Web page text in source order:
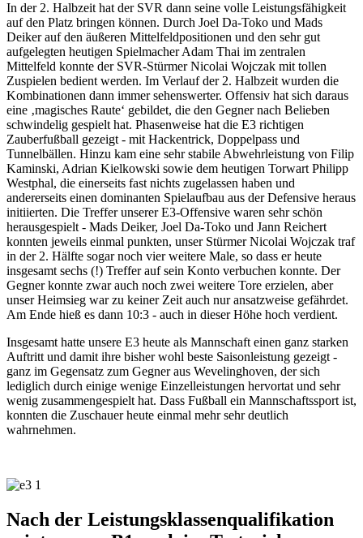
In der 2. Halbzeit hat der SVR dann seine volle Leistungsfähigkeit
auf den Platz bringen können. Durch Joel Da-Toko und Mads
Deiker auf den äußeren Mittelfeldpositionen und den sehr gut
aufgelegten heutigen Spielmacher Adam Thai im zentralen
Mittelfeld konnte der SVR-Stürmer Nicolai Wojczak mit tollen
Zuspielen bedient werden. Im Verlauf der 2. Halbzeit wurden die
Kombinationen dann immer sehenswerter. Offensiv hat sich daraus
eine ‚magisches Raute‘ gebildet, die den Gegner nach Belieben
schwindelig gespielt hat. Phasenweise hat die E3 richtigen
Zauberfußball gezeigt - mit Hackentrick, Doppelpass und
Tunnelbällen. Hinzu kam eine sehr stabile Abwehrleistung von Filip
Kaminski, Adrian Kielkowski sowie dem heutigen Torwart Philipp
Westphal, die einerseits fast nichts zugelassen haben und
andererseits einen dominanten Spielaufbau aus der Defensive heraus
initiierten. Die Treffer unserer E3-Offensive waren sehr schön
herausgespielt - Mads Deiker, Joel Da-Toko und Jann Reichert
konnten jeweils einmal punkten, unser Stürmer Nicolai Wojczak traf
in der 2. Hälfte sogar noch vier weitere Male, so dass er heute
insgesamt sechs (!) Treffer auf sein Konto verbuchen konnte. Der
Gegner konnte zwar auch noch zwei weitere Tore erzielen, aber
unser Heimsieg war zu keiner Zeit auch nur ansatzweise gefährdet.
Am Ende hieß es dann 10:3 - auch in dieser Höhe hoch verdient.
Insgesamt hatte unsere E3 heute als Mannschaft einen ganz starken
Auftritt und damit ihre bisher wohl beste Saisonleistung gezeigt -
ganz im Gegensatz zum Gegner aus Wevelinghoven, der sich
lediglich durch einige wenige Einzelleistungen hervortat und sehr
wenig zusammengespielt hat. Dass Fußball ein Mannschaftssport ist,
konnten die Zuschauer heute einmal mehr sehr deutlich
wahrnehmen.
Nach der Leistungsklassenqualifikation